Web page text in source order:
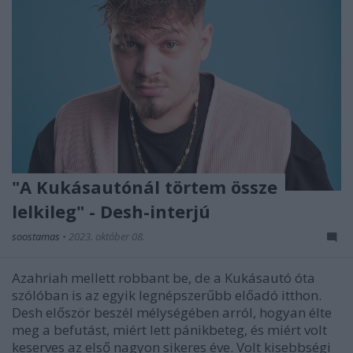
"A Kukásautónál törtem össze
lelkileg" - Desh-interjú
soostamas • 2023. október 08.
Azahriah mellett robbant be, de a Kukásautó óta
szólóban is az egyik legnépszerűbb előadó itthon.
Desh először beszél mélységében arról, hogyan élte
meg a befutást, miért lett pánikbeteg, és miért volt
keserves az első nagyon sikeres éve. Volt kisebbségi